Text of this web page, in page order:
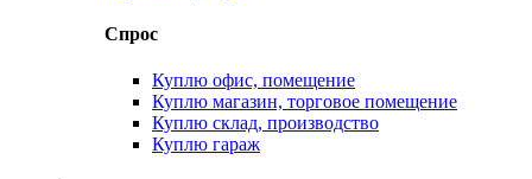
Спрос
Куплю офис, помещение
Куплю магазин, торговое помещение
Куплю склад, производство
Куплю гараж